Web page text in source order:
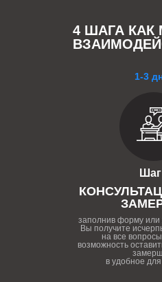
4 ШАГА
1-3
заполнив форму или
Вы получите
на все
возможность
в удобное